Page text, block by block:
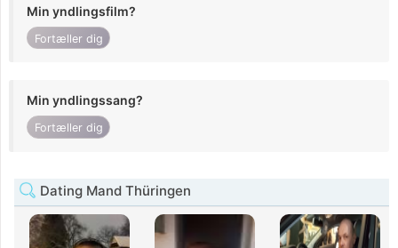
Min yndlingsfilm?
Fortæller dig
Min yndlingssang?
Fortæller dig
Dating Mand Thüringen